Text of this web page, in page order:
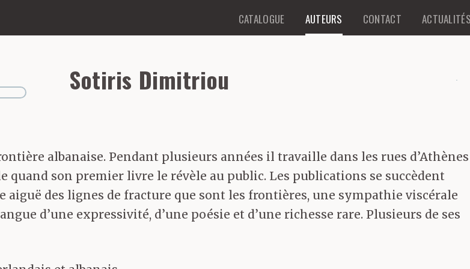
CATALOGUE AUTEURS CONTACT
Sotiris Dimitriou
albanaise. Pendant plusieurs années il travaille dans les rues d’Athènes
quand son premier livre le révèle au public. Les publications se succèdent
aiguë des lignes de fracture que sont les frontières, une sympathie viscérale
d’une expressivité, d’une poésie et d’une richesse rare. Plusieurs de ses